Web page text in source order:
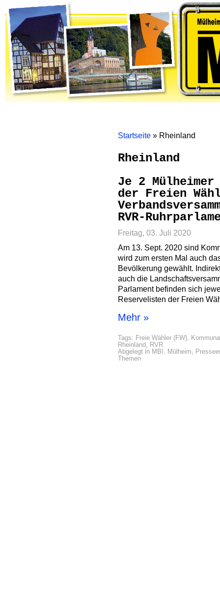
Startseite » Rheinland
Rheinland
Je 2
der Freien
RVR-
Freitag, 03. Juli 2020
Am 13. Sept. 2020 sind
wird zum ersten Mal auch
Bevölkerung gewählt.
auch die
Parlament befinden sich
Reservelisten der Freien
Mehr »
Tags: Freie Wähler (FW),
Rheinland, RVR
Abgelegt in MBI , Mülheim,
Themen